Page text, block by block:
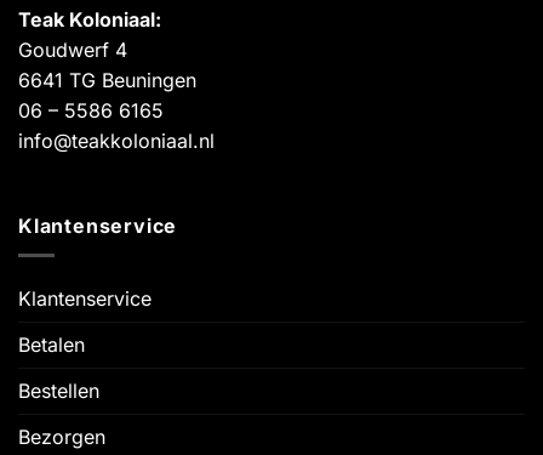
Teak Koloniaal:
Goudwerf 4
6641 TG Beuningen
06 – 5586 6165
info@teakkoloniaal.nl
Klantenservice
Klantenservice
Betalen
Bestellen
Bezorgen